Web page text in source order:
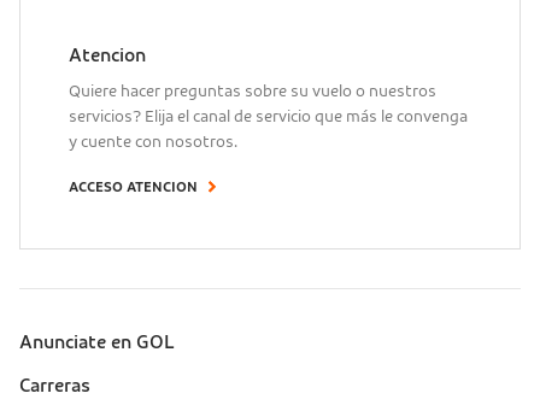
Atencion
Quiere hacer preguntas sobre su vuelo o nuestros
servicios? Elija el canal de servicio que más le convenga
y cuente con nosotros.
ACCESO ATENCION
Sobre a Gol (footer)
Anunciate en GOL
Carreras